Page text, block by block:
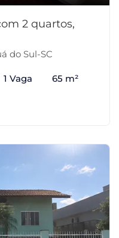
2 quartos,
do Sul-SC
1 Vaga 65 m²